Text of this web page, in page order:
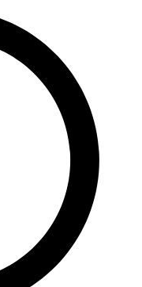
اخبار